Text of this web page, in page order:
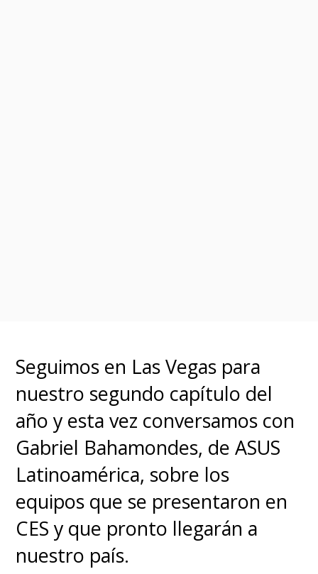
Seguimos en Las Vegas para
nuestro segundo capítulo del
año y esta vez conversamos con
Gabriel Bahamondes, de ASUS
Latinoamérica, sobre los
equipos que se presentaron en
CES y que pronto llegarán a
nuestro país.